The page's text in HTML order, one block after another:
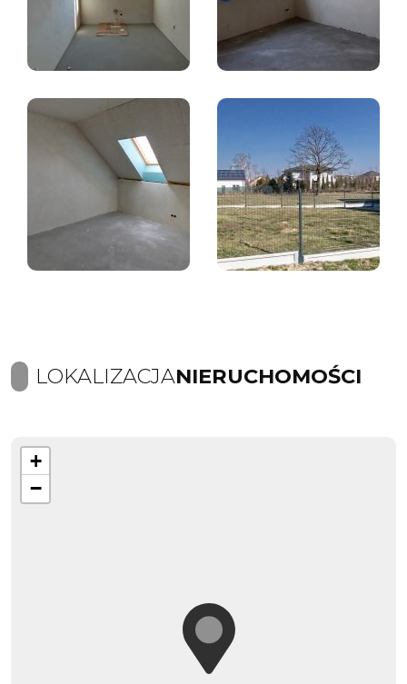
LOKALIZACJANIERUCHOMOŚCI
+
−